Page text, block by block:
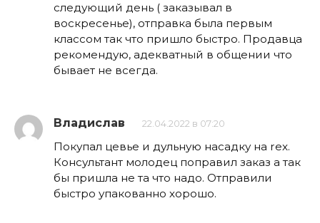
следующий день ( заказывал в
воскресенье), отправка была первым
классом так что пришло быстро. Продавца
рекомендую, адекватный в общении что
бывает не всегда.
Владислав 22.04.2022 в 07:20
Покупал цевье и дульную насадку на rex.
Консультант молодец поправил заказ а так
бы пришла не та что надо. Отправили
быстро упакованно хорошо.